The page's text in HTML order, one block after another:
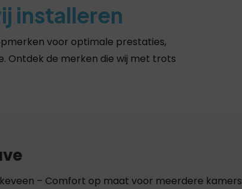
installeren
voor optimale prestaties,
Ontdek de merken die wij met trots
– Comfort op maat voor meerdere kamers